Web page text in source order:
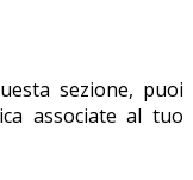
sezione, puoi
associate al tuo